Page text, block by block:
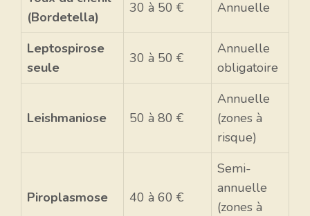
(Bordetella)
30 à 50 € Annuelle
Leptospirose
seule
30 à 50 €
Annuelle
obligatoire
Leishmaniose 50 à 80 €
Annuelle
(zones à
risque)
Piroplasmose 40 à 60 €
Semi-
annuelle
(zones à